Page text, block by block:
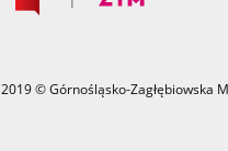
2019 © Górnośląsko-Zagłębiowska